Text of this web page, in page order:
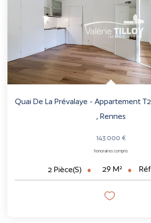
, Rennes
143 000 €
honoraires compris
2 Pièce(s) 29 M²